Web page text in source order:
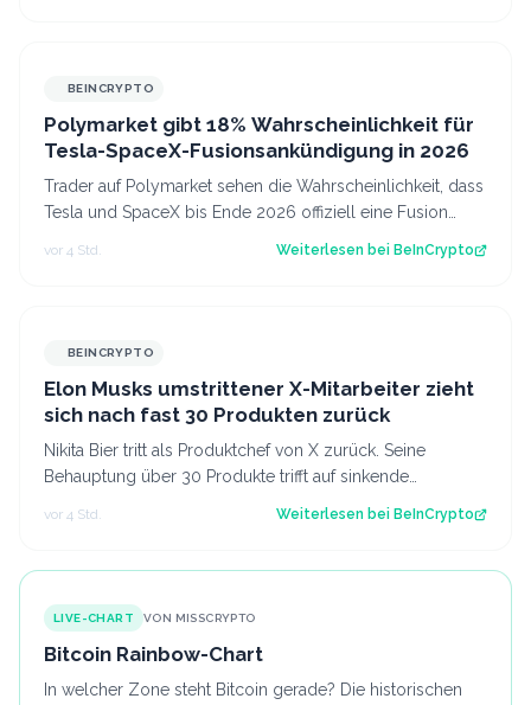
BEINCRYPTO
Polymarket gibt 18% Wahrscheinlichkeit für
Tesla-SpaceX-Fusionsankündigung in 2026
Trader auf Polymarket sehen die Wahrscheinlichkeit, dass
Tesla und SpaceX bis Ende 2026 offiziell eine Fusion
vor 4 Std. Weiterlesen bei BeInCrypto
BEINCRYPTO
Elon Musks umstrittener X-Mitarbeiter zieht
sich nach fast 30 Produkten zurück
Nikita Bier tritt als Produktchef von X zurück. Seine
Behauptung über 30 Produkte trifft auf sinkende
Downloadzahlen und Nutzerdaten. Der Be…
vor 4 Std. Weiterlesen bei BeInCrypto
LIVE-CHART VON MISSCRYPTO
Bitcoin Rainbow-Chart
In welcher Zone steht Bitcoin gerade? Die historischen